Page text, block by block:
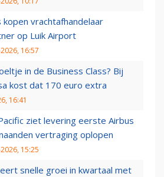
kopen vrachtafhandelaar
op Luik Airport
16:57
in de Business Class? Bij
kost dat 170 euro extra
16:41
ziet levering eerste Airbus
vertraging oplopen
15:25
snelle groei in kwartaal met